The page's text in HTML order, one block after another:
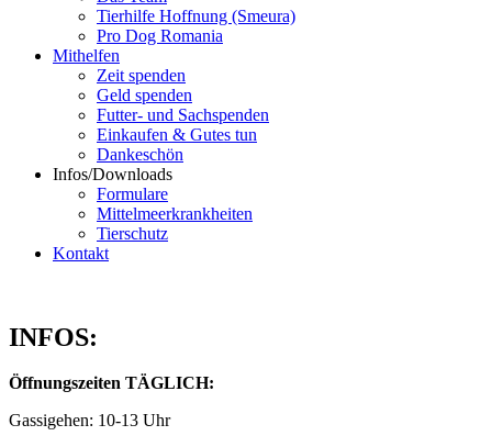
Tierhilfe Hoffnung (Smeura)
Pro Dog Romania
Mithelfen
Zeit spenden
Geld spenden
Futter- und Sachspenden
Einkaufen & Gutes tun
Dankeschön
Infos/Downloads
Formulare
Mittelmeerkrankheiten
Tierschutz
Kontakt
INFOS:
Öffnungszeiten TÄGLICH:
Gassigehen: 10-13 Uhr